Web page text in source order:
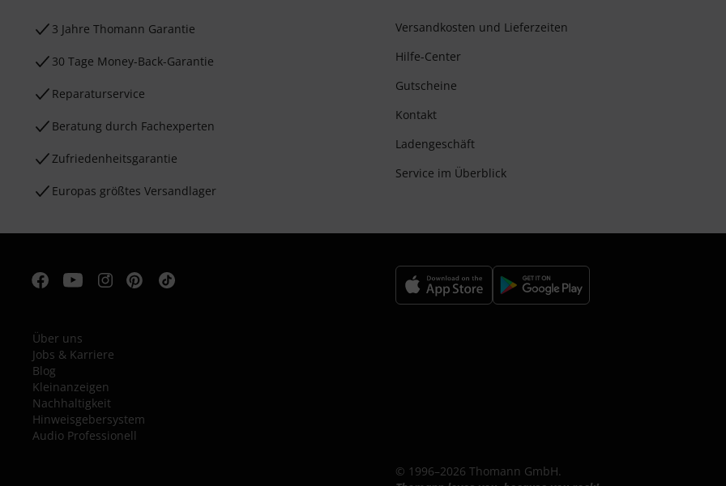
3 Jahre Thomann Garantie
30 Tage Money-Back-Garantie
Reparaturservice
Beratung durch Fachexperten
Zufriedenheitsgarantie
Europas größtes Versandlager
Versandkosten und Lieferzeiten
Hilfe-Center
Gutscheine
Kontakt
Ladengeschäft
Service im Überblick
Über uns
Jobs & Karriere
Blog
Kleinanzeigen
Nachhaltigkeit
Hinweisgebersystem
Audio Professionell
© 1996–2026 Thomann GmbH.